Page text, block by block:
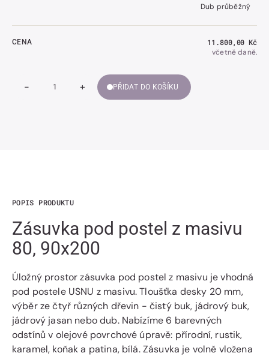
Dub průběžný
CENA Běžná
cena
11.800,00 Kč
včetně daně.
Snížit
-
Zvýšit
množství
+ PŘIDAT DO KOŠÍKU
POPIS PRODUKTU
Zásuvka pod postel z masivu
80, 90x200
Úložný prostor zásuvka pod postel z masivu je vhodná
pod postele USNU z masivu. Tloušťka desky 20 mm,
výběr ze čtyř různých dřevin - čistý buk, jádrový buk,
jádrový jasan nebo dub. Nabízíme 6 barevných
odstínů v olejové povrchové úpravě: přírodní, rustik,
karamel, koňak a patina, bílá. Zásuvka je volně vložena